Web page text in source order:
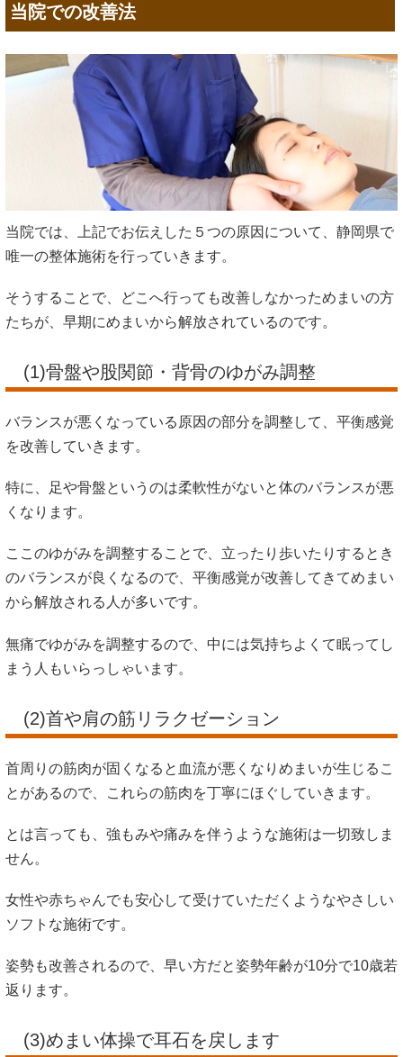
当院での改善法
当院では、上記でお伝えした５つの原因について、静岡県で
唯一の整体施術を行っていきます。
そうすることで、どこへ行っても改善しなかっためまいの方
たちが、早期にめまいから解放されているのです。
(1)骨盤や股関節・背骨のゆがみ調整
バランスが悪くなっている原因の部分を調整して、平衡感覚
を改善していきます。
特に、足や骨盤というのは柔軟性がないと体のバランスが悪
くなります。
ここのゆがみを調整することで、立ったり歩いたりするとき
のバランスが良くなるので、平衡感覚が改善してきてめまい
から解放される人が多いです。
無痛でゆがみを調整するので、中には気持ちよくて眠ってし
まう人もいらっしゃいます。
(2)首や肩の筋リラクゼーション
首周りの筋肉が固くなると血流が悪くなりめまいが生じるこ
とがあるので、これらの筋肉を丁寧にほぐしていきます。
とは言っても、強もみや痛みを伴うような施術は一切致しま
せん。
女性や赤ちゃんでも安心して受けていただくようなやさしい
ソフトな施術です。
姿勢も改善されるので、早い方だと姿勢年齢が10分で10歳若
返ります。
(3)めまい体操で耳石を戻します